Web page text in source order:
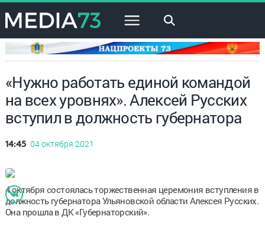
×
«Нужно работать единой командой
на всех уровнях». Алексей Русских
вступил в должность губернатора
14:45 04 октября 2021
4 октября состоялась торжественная церемония вступления в
должность губернатора Ульяновской области Алексея Русских.
Она прошла в ДК «Губернаторский».